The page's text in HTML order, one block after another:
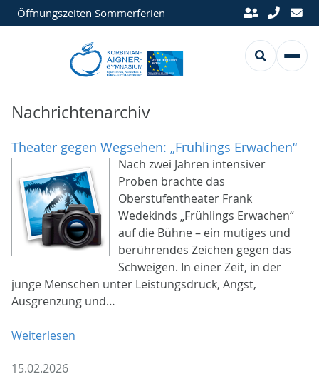
Öffnungszeiten Sommerferien
Nachrichtenarchiv
Theater gegen Wegsehen: „Frühlings Erwachen“
Nach zwei Jahren intensiver
Proben brachte das
Oberstufentheater Frank
Wedekinds „Frühlings Erwachen“
auf die Bühne – ein mutiges und
berührendes Zeichen gegen das
Schweigen. In einer Zeit, in der
junge Menschen unter Leistungsdruck, Angst,
Ausgrenzung und…
Weiterlesen
15.02.2026